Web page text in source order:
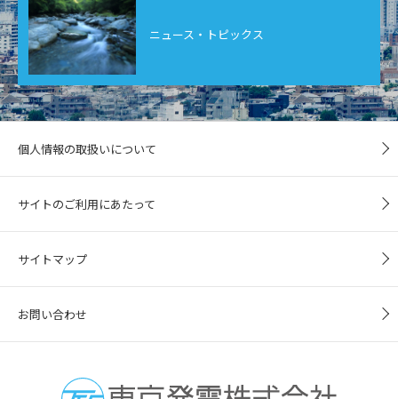
ニュース・ トピックス
個人情報の取扱いについて
サイトのご利用にあたって
サイトマップ
お問い合わせ